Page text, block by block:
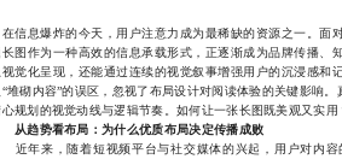
信息爆炸的今天，用户注意力成为最稀缺的资源之一。面
长图作为一种高效的信息承载形式，正逐渐成为品牌传播、
视觉化呈现，还能通过连续的视觉叙事增强用户的沉浸感和
“堆砌内容”的误区，忽视了布局设计对阅读体验的关键影响
心规划的视觉动线与逻辑节奏。如何让一张长图既美观又实
从趋势看布局：为什么优质布局决定传播成败
年来，随着短视频平台与社交媒体的兴起，用户对内容